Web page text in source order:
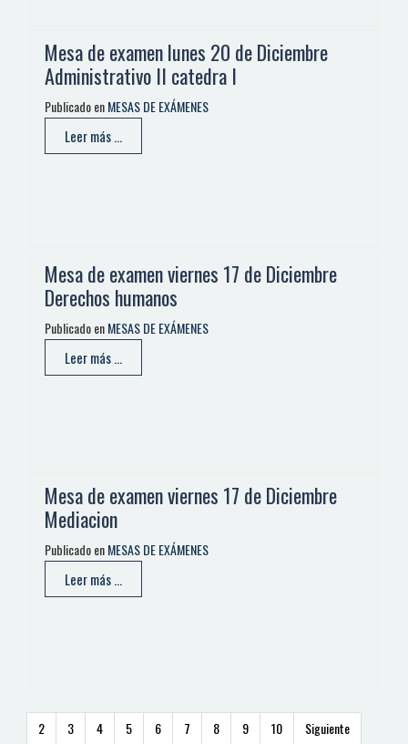
Mesa de examen lunes 20 de Diciembre
Administrativo II catedra I
Publicado enMESAS DE EXÁMENES
Leer más ...
Mesa de examen viernes 17 de Diciembre
Derechos humanos
Publicado enMESAS DE EXÁMENES
Leer más ...
Mesa de examen viernes 17 de Diciembre
Mediacion
Publicado enMESAS DE EXÁMENES
Leer más ...
2 3 4 5 6 7 8 9 10 Siguiente